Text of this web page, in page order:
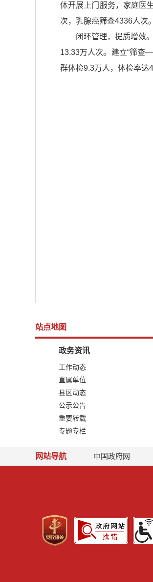
体开展上门服务，家庭医
次，乳腺癌筛查4336人次
闭环管理，提质增效
13.33万人次。建立“筛查
群体检9.3万人，体检率达
站点地图
政务资讯
工作动态
直属单位
县区动态
公示公告
重要转载
专题专栏
网站导航 中国政府网